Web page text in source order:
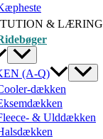
& LÆRING
(A-Q)
dækken
& Ulddækken